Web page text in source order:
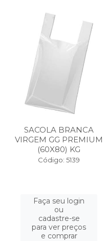
SACOLA BRANCA
VIRGEM GG PREMIUM
(60X80) KG
Código: 5139
Faça seu login
ou
cadastre-se
para ver preços
e comprar